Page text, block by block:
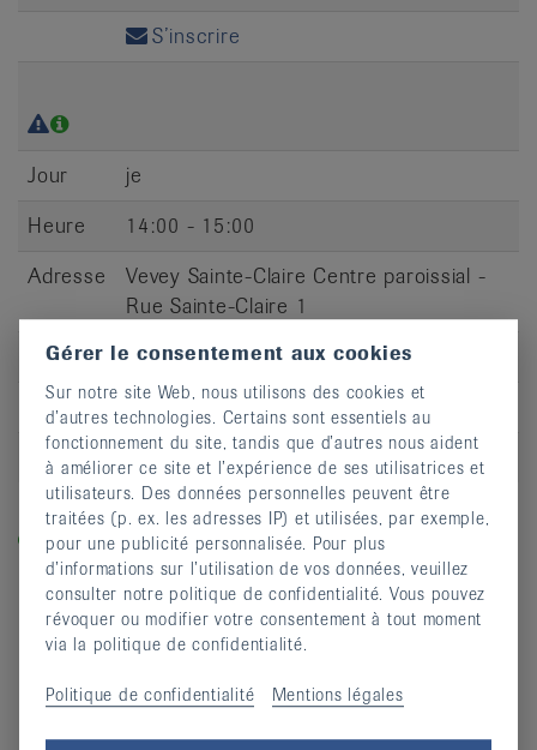
S’inscrire
Jour
je
Heure
14:00 - 15:00
Adresse
Vevey Sainte-Claire Centre paroissial -
Rue Sainte-Claire 1
CP
1800
Lieu
Vevey
S’inscrire
Légende
Dans les cours labellisés «equilibre-en-marche.ch», vous
entraînez la force, l’équilibre et la dynamique et prévenez
ainsi les chutes.
Gérer le consentement aux cookies
Sur notre site Web, nous utilisons des cookies et
d’autres technologies. Certains sont essentiels au
fonctionnement du site, tandis que d’autres nous aident
à améliorer ce site et l’expérience de ses utilisatrices et
utilisateurs. Des données personnelles peuvent être
traitées (p. ex. les adresses IP) et utilisées, par exemple,
pour une publicité personnalisée. Pour plus
d’informations sur l’utilisation de vos données, veuillez
consulter notre politique de confidentialité. Vous pouvez
révoquer ou modifier votre consentement à tout moment
via la politique de confidentialité.
Politique de confidentialité Mentions légales